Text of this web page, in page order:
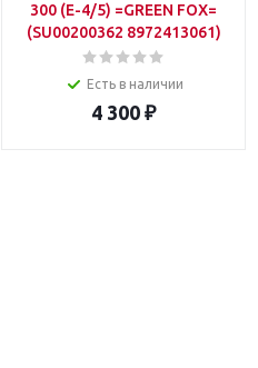
300 (Е-4/5) =GREEN FOX=
(SU00200362 8972413061)
Есть в наличии
4 300 ₽